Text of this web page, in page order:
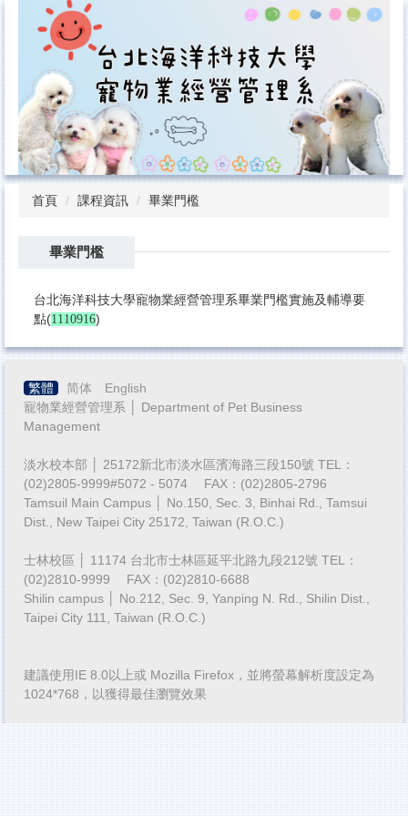
容
區
首頁 課程資訊 畢業門檻
畢業門檻
台北海洋科技大學寵物業經營管理系畢業門檻實施及輔導要
點(1110916)
繁體 简体
English
寵物業經營管理系 │ Department of Pet Business
Management
淡水校本部 │ 25172新北市淡水區濱海路三段150號 TEL：
(02)2805-9999#5072 - 5074 FAX：(02)2805-2796
Tamsuil Main Campus │ No.150, Sec. 3, Binhai Rd., Tamsui
Dist., New Taipei City 25172, Taiwan (R.O.C.)
士林校區 │ 11174 台北市士林區延平北路九段212號 TEL：
(02)2810-9999 FAX：(02)2810-6688
Shilin campus │ No.212, Sec. 9, Yanping N. Rd., Shilin Dist.,
Taipei City 111, Taiwan (R.O.C.)
建議使用IE 8.0以上或 Mozilla Firefox，並將螢幕解析度設定為
1024*768，以獲得最佳瀏覽效果